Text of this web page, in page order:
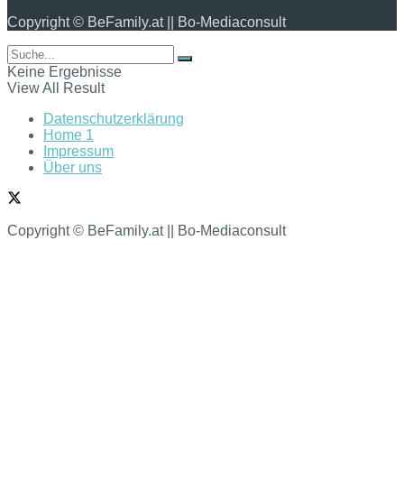
Copyright © BeFamily.at || Bo-Mediaconsult
Keine Ergebnisse
View All Result
Datenschutzerklärung
Home 1
Impressum
Über uns
Copyright © BeFamily.at || Bo-Mediaconsult